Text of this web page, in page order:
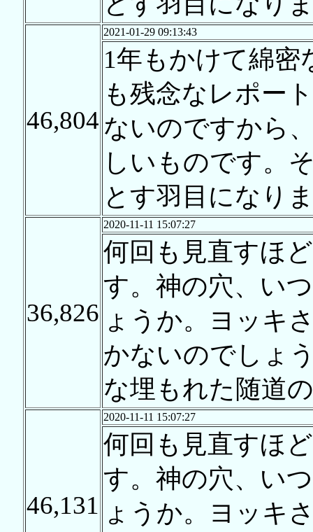
46,804
2021-01-29 09:13:43
1年もかけて綿密
も残念なレポー
ないのですから
しいものです。
とす羽目になり
36,826
2020-11-11 15:07:27
何回も見直すほ
す。神の穴、い
ょうか。ヨッキ
かないのでしょ
な埋もれた随道
46,131
2020-11-11 15:07:27
何回も見直すほ
す。神の穴、い
ょうか。ヨッキ